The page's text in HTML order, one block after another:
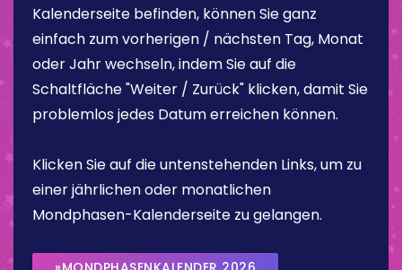
Kalenderseite befinden, können Sie ganz
einfach zum vorherigen / nächsten Tag, Monat
oder Jahr wechseln, indem Sie auf die
Schaltfläche "Weiter / Zurück" klicken, damit Sie
problemlos jedes Datum erreichen können.
Klicken Sie auf die untenstehenden Links, um zu
einer jährlichen oder monatlichen
Mondphasen-Kalenderseite zu gelangen.